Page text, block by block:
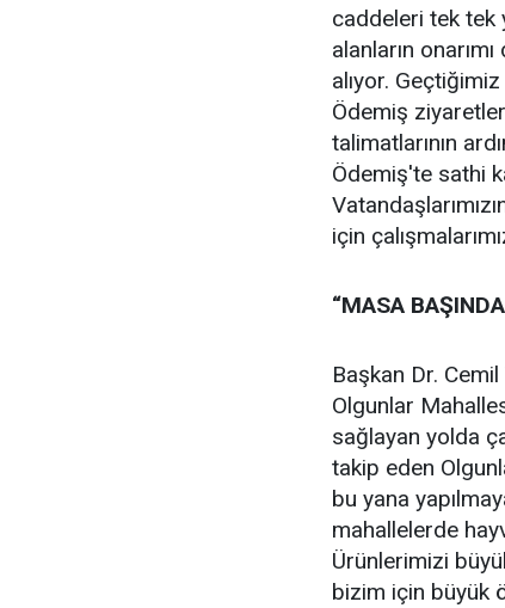
caddeleri tek tek
alanların
alıyor.
Ödemiş
talimatlarının
Ödemiş'te sathi
için
“MASA
Başkan Dr.
Olgunlar
sağlayan yolda
takip eden
bu yana
mahallelerde
Ürünlerimizi
bizim için büyük